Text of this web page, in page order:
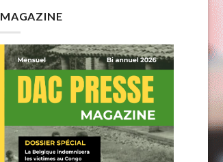
MAGAZINE